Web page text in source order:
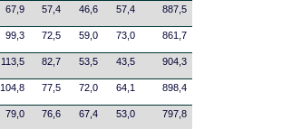
67,9 57,4 46,6 57,4 887,5
99,3 72,5 59,0 73,0 861,7
113,5 82,7 53,5 43,5 904,3
104,8 77,5 72,0 64,1 898,4
79,0 76,6 67,4 53,0 797,8